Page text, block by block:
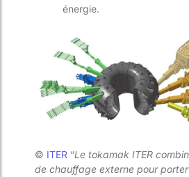
énergie.
© ITER “Le tokamak ITER
de chauffage externe pour